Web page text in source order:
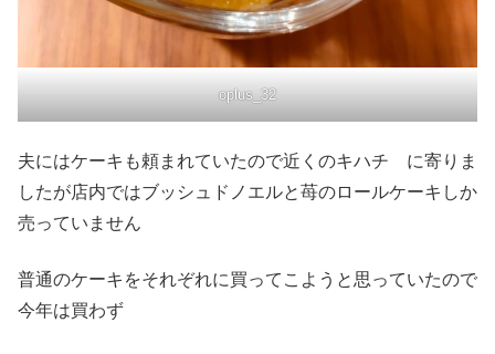
oplus_32
夫にはケーキも頼まれていたので近くのキハチ に寄りま
したが店内ではブッシュドノエルと苺のロールケーキしか
売っていません
普通のケーキをそれぞれに買ってこようと思っていたので
今年は買わず